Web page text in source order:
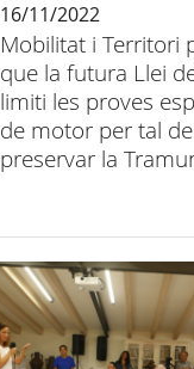
Mobilitat i Territori
que la futura Llei
limiti les proves
de motor per tal de
preservar la
16/11/2022